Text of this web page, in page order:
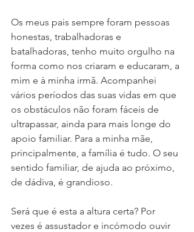
Os meus pais sempre foram pessoas
honestas, trabalhadoras e
batalhadoras, tenho muito orgulho na
forma como nos criaram e educaram, a
mim e à minha irmã. Acompanhei
vários períodos das suas vidas em que
os obstáculos não foram fáceis de
ultrapassar, ainda para mais longe do
apoio familiar. Para a minha mãe,
principalmente, a família é tudo. O seu
sentido familiar, de ajuda ao próximo,
de dádiva, é grandioso.
Será que é esta a altura certa? Por
vezes é assustador e incómodo ouvir